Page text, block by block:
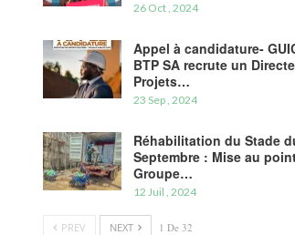
26 Oct , 2024
Appel à candidature-
BTP SA recrute un
Projets…
23 Sep , 2024
Réhabilitation du Stade
Septembre : Mise au
Groupe…
12 Juil , 2024
PREV NEXT 1 De 32